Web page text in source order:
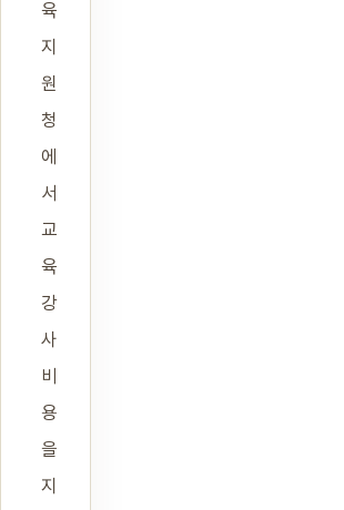
육
지
원
청
에
서
교
육
강
사
비
용
을
지